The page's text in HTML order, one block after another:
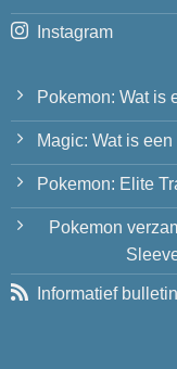
Instagram
Pokemon: Wat is
Magic: Wat is
Pokemon: Elite
Pokemon
Informatief bulletin